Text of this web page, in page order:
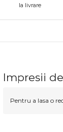
la livrare
Impresii
Pentru a lasa o